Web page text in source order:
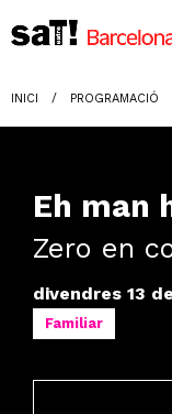
INICI PROGRAMACIÓ
Eh man
Zero en
divendres 13
Familiar